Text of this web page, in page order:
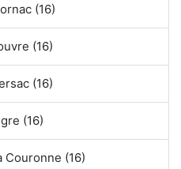
(16)
(16)
(16)
(16)
Couronne (16)